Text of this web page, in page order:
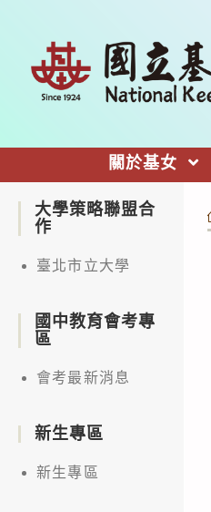
關於基女
大學策略聯盟合
作
臺北市立大學
國中教育會考專
區
會考最新消息
新生專區
新生專區